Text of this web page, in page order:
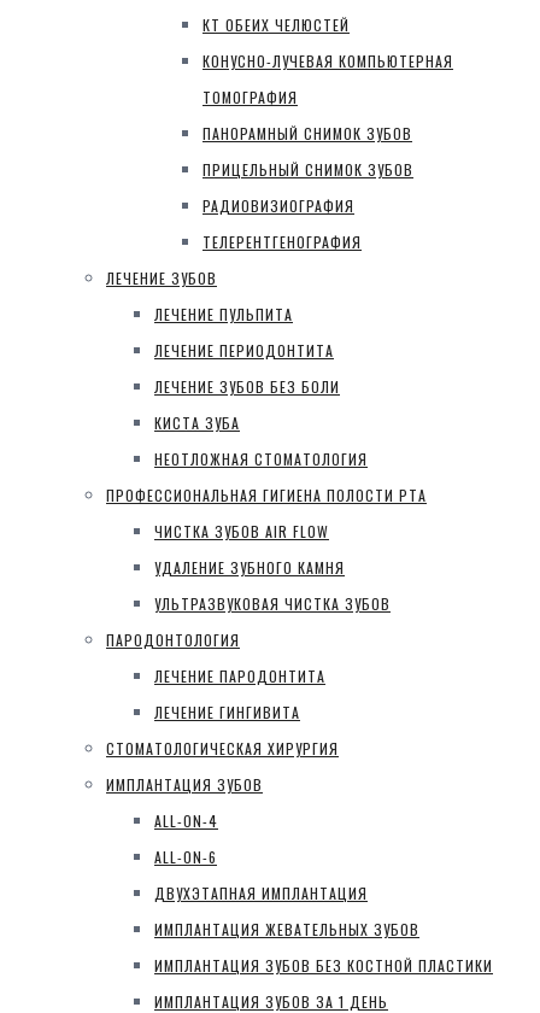
КТ ОБЕИХ ЧЕЛЮСТЕЙ
КОНУСНО-ЛУЧЕВАЯ КОМПЬЮТЕРНАЯ
ТОМОГРАФИЯ
ПАНОРАМНЫЙ СНИМОК ЗУБОВ
ПРИЦЕЛЬНЫЙ СНИМОК ЗУБОВ
РАДИОВИЗИОГРАФИЯ
ТЕЛЕРЕНТГЕНОГРАФИЯ
ЛЕЧЕНИЕ ЗУБОВ
ЛЕЧЕНИЕ ПУЛЬПИТА
ЛЕЧЕНИЕ ПЕРИОДОНТИТА
ЛЕЧЕНИЕ ЗУБОВ БЕЗ БОЛИ
КИСТА ЗУБА
НЕОТЛОЖНАЯ СТОМАТОЛОГИЯ
ПРОФЕССИОНАЛЬНАЯ ГИГИЕНА ПОЛОСТИ РТА
ЧИСТКА ЗУБОВ AIR FLOW
УДАЛЕНИЕ ЗУБНОГО КАМНЯ
УЛЬТРАЗВУКОВАЯ ЧИСТКА ЗУБОВ
ПАРОДОНТОЛОГИЯ
ЛЕЧЕНИЕ ПАРОДОНТИТА
ЛЕЧЕНИЕ ГИНГИВИТА
СТОМАТОЛОГИЧЕСКАЯ ХИРУРГИЯ
ИМПЛАНТАЦИЯ ЗУБОВ
ALL-ON-4
ALL-ON-6
ДВУХЭТАПНАЯ ИМПЛАНТАЦИЯ
ИМПЛАНТАЦИЯ ЖЕВАТЕЛЬНЫХ ЗУБОВ
ИМПЛАНТАЦИЯ ЗУБОВ БЕЗ КОСТНОЙ ПЛАСТИКИ
ИМПЛАНТАЦИЯ ЗУБОВ ЗА 1 ДЕНЬ